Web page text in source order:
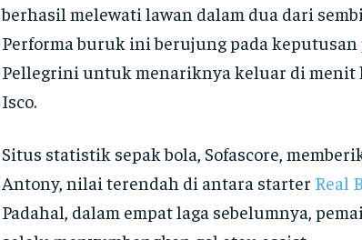
berhasil melewati lawan dalam dua dari
Performa buruk ini berujung pada
Pellegrini untuk menariknya keluar di menit
Isco.
Situs statistik sepak bola, Sofascore,
Antony, nilai terendah di antara starter Real
Padahal, dalam empat laga sebelumnya,